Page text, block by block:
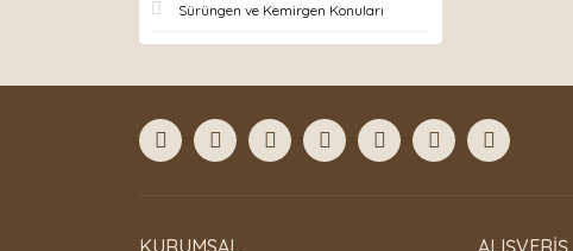
Sürüngen ve Kemirgen Konuları
KURUMSAL ALIŞVERİŞ